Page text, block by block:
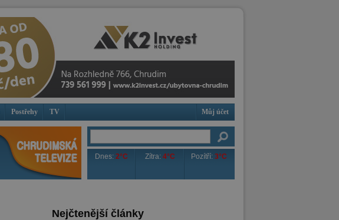
Postřehy TV Můj účet
Dnes:2°C Zítra:4°C Pozítří: 3°C
Nejčtenější články